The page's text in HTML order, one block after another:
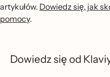
artykułów. Dowiedz się, jak
pomocy.
Dowiedz się od